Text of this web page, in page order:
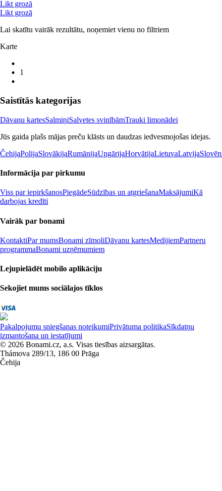
Likt grozā
Likt grozā
Lai skatītu vairāk rezultātu, noņemiet vienu no filtriem
Karte
1
Saistītās kategorijas
Dāvanu kartesSalmiņiSalvetes svinībāmTrauki limonādei
Jūs gaida plašs mājas preču klāsts un daudzas iedvesmojošas idejas.
ČehijaPolijaSlovākijaRumānijaUngārijaHorvātijaLietuvaLatvija
Informācija par pirkumu
Viss par iepirkšanosPiegādeSūdzības un atgriešanaMaksājumiKā
darbojas kredīti
Vairāk par bonami
KontaktiPar mumsBonami zīmoliDāvanu kartesMedijiemPartneru
programmaBonami uzņēmumiem
Lejupielādēt mobilo aplikāciju
Sekojiet mums sociālajos tīklos
Pakalpojumu sniegšanas noteikumiPrivātuma politikaSīkdatņu
izmantošana un iestatījumi
© 2026 Bonami.cz, a.s. Visas tiesības aizsargātas.
Thámova 289/13, 186 00 Prāga
Čehija